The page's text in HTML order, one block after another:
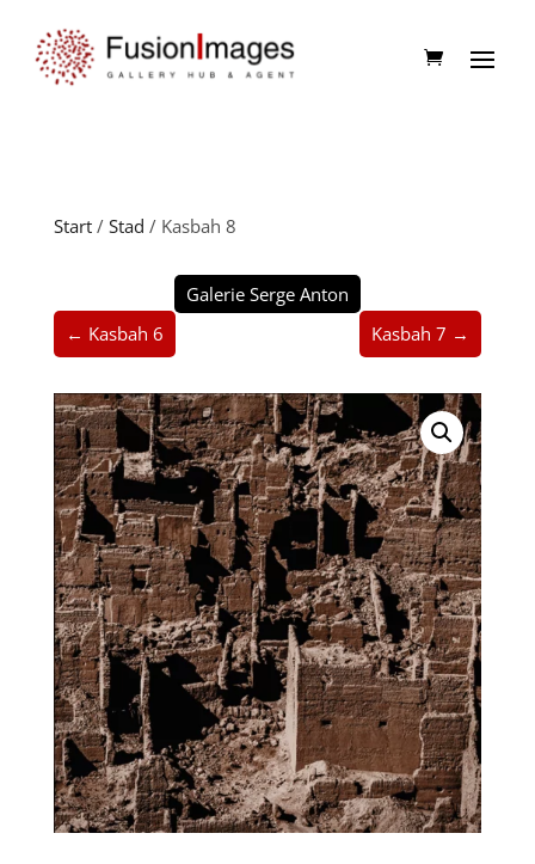
Start/ Stad / Kasbah 8
Galerie Serge Anton
← Kasbah 6
Kasbah 7 →